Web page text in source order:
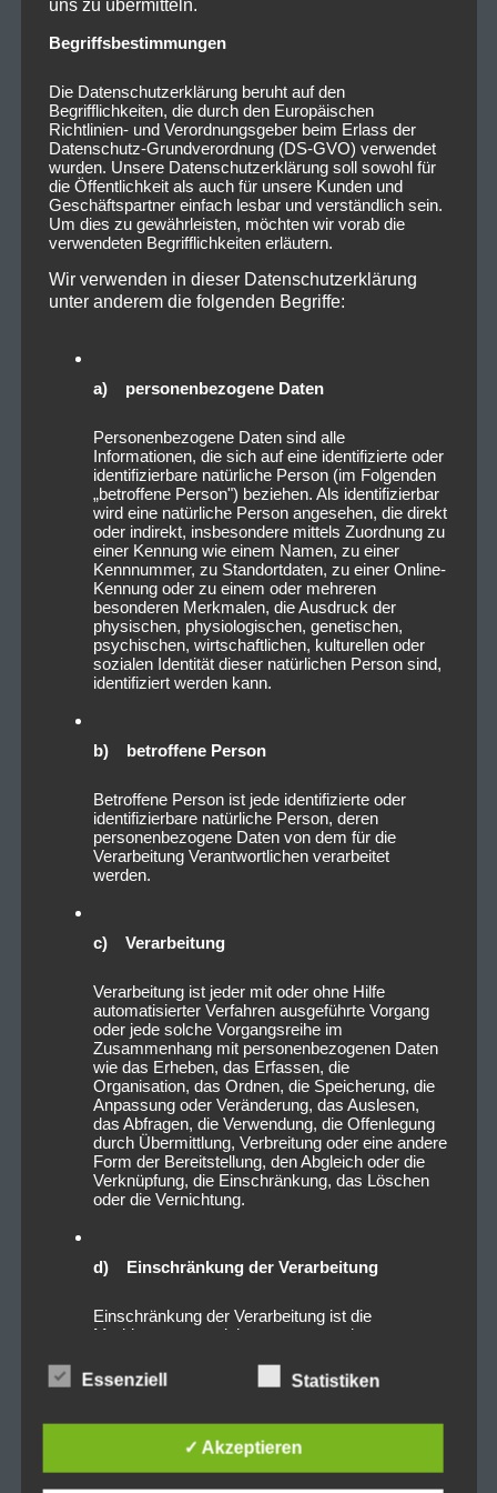
uns zu übermitteln.
Begriffsbestimmungen
Die Datenschutzerklärung beruht auf den
Begrifflichkeiten, die durch den Europäischen
Richtlinien- und Verordnungsgeber beim Erlass der
Datenschutz-Grundverordnung (DS-GVO) verwendet
wurden. Unsere Datenschutzerklärung soll sowohl für
die Öffentlichkeit als auch für unsere Kunden und
Geschäftspartner einfach lesbar und verständlich sein.
Um dies zu gewährleisten, möchten wir vorab die
verwendeten Begrifflichkeiten erläutern.
Wir verwenden in dieser Datenschutzerklärung
unter anderem die folgenden Begriffe:
a) personenbezogene Daten
Personenbezogene Daten sind alle
Informationen, die sich auf eine identifizierte oder
identifizierbare natürliche Person (im Folgenden
„betroffene Person") beziehen. Als identifizierbar
wird eine natürliche Person angesehen, die direkt
oder indirekt, insbesondere mittels Zuordnung zu
einer Kennung wie einem Namen, zu einer
Kennnummer, zu Standortdaten, zu einer Online-
Kennung oder zu einem oder mehreren
besonderen Merkmalen, die Ausdruck der
physischen, physiologischen, genetischen,
psychischen, wirtschaftlichen, kulturellen oder
sozialen Identität dieser natürlichen Person sind,
identifiziert werden kann.
b) betroffene Person
Betroffene Person ist jede identifizierte oder
identifizierbare natürliche Person, deren
personenbezogene Daten von dem für die
Verarbeitung Verantwortlichen verarbeitet
werden.
c) Verarbeitung
Verarbeitung ist jeder mit oder ohne Hilfe
automatisierter Verfahren ausgeführte Vorgang
oder jede solche Vorgangsreihe im
Zusammenhang mit personenbezogenen Daten
wie das Erheben, das Erfassen, die
Organisation, das Ordnen, die Speicherung, die
Anpassung oder Veränderung, das Auslesen,
das Abfragen, die Verwendung, die Offenlegung
durch Übermittlung, Verbreitung oder eine andere
Form der Bereitstellung, den Abgleich oder die
Verknüpfung, die Einschränkung, das Löschen
oder die Vernichtung.
d) Einschränkung der Verarbeitung
Einschränkung der Verarbeitung ist die
Markierung gespeicherter personenbezogener
einzuschränken.
e) Profiling
Profiling ist jede Art der automatisierten
Essenziell Statistiken
✓ Akzeptieren